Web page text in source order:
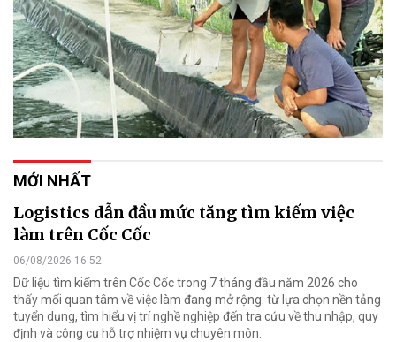
MỚI NHẤT
Logistics dẫn đầu mức tăng tìm kiếm việc
làm trên Cốc Cốc
06/08/2026 16:52
Dữ liệu tìm kiếm trên Cốc Cốc trong 7 tháng đầu năm 2026 cho
thấy mối quan tâm về việc làm đang mở rộng: từ lựa chọn nền tảng
tuyển dụng, tìm hiểu vị trí nghề nghiệp đến tra cứu về thu nhập, quy
định và công cụ hỗ trợ nhiệm vụ chuyên môn.